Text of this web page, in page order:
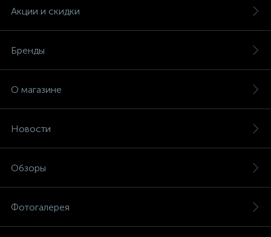
Акции и скидки
Бренды
О магазине
Новости
Обзоры
Фотогалерея